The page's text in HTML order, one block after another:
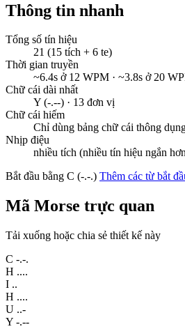
Thông tin nhanh
Tổng số tín hiệu
21 (15 tích + 6 te)
Thời gian truyền
~6.4s ở 12 WPM · ~3.8s ở 20
Chữ cái dài nhất
Y (-.--) · 13 đơn vị
Chữ cái hiếm
Chỉ dùng bảng chữ cái thông
Nhịp điệu
nhiều tích (nhiều tín hiệu ngắn
Bắt đầu bằng C (-.-.) Thêm các từ bắt
Mã Morse trực quan
Tải xuống hoặc chia sẻ thiết kế này
C -.-.
H ....
I ..
H ....
U ..-
Y -.--